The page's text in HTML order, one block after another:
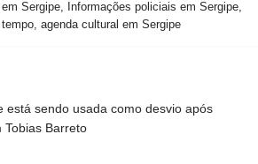
Sergipe, Informações policiais em Sergipe,
agenda cultural em Sergipe
está sendo usada como desvio após
Tobias Barreto